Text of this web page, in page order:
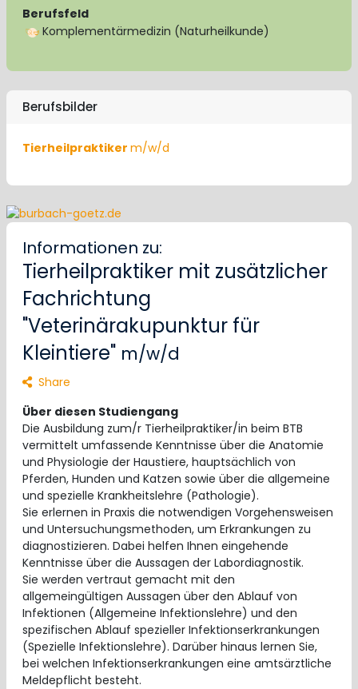
Berufsfeld
Komplementärmedizin (Naturheilkunde)
Berufsbilder
Tierheilpraktiker m/w/d
Informationen zu:
Tierheilpraktiker mit zusätzlicher
Fachrichtung
"Veterinärakupunktur für
Kleintiere" m/w/d
Share
Über diesen Studiengang
Die Ausbildung zum/r Tierheilpraktiker/in beim BTB
vermittelt umfassende Kenntnisse über die Anatomie
und Physiologie der Haustiere, hauptsächlich von
Pferden, Hunden und Katzen sowie über die allgemeine
und spezielle Krankheitslehre (Pathologie).
Sie erlernen in Praxis die notwendigen Vorgehensweisen
und Untersuchungsmethoden, um Erkrankungen zu
diagnostizieren. Dabei helfen Ihnen eingehende
Kenntnisse über die Aussagen der Labordiagnostik.
Sie werden vertraut gemacht mit den
allgemeingültigen Aussagen über den Ablauf von
Infektionen (Allgemeine Infektionslehre) und den
spezifischen Ablauf spezieller Infektionserkrankungen
(Spezielle Infektionslehre). Darüber hinaus lernen Sie,
bei welchen Infektionserkrankungen eine amtsärztliche
Meldepflicht besteht.